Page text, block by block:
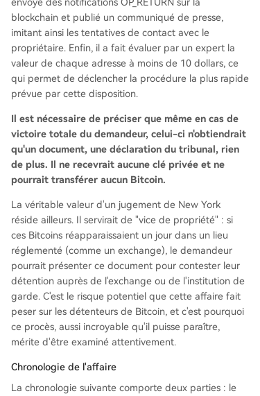
blockchain et publié un communiqué de presse,
imitant ainsi les tentatives de contact avec le
propriétaire. Enfin, il a fait évaluer par un expert la
valeur de chaque adresse à moins de 10 dollars, ce
qui permet de déclencher la procédure la plus rapide
prévue par cette disposition.
Il est nécessaire de préciser que même en cas de
victoire totale du demandeur, celui-ci n'obtiendrait
qu'un document, une déclaration du tribunal, rien
de plus. Il ne recevrait aucune clé privée et ne
pourrait transférer aucun Bitcoin.
La véritable valeur d'un jugement de New York
réside ailleurs. Il servirait de "vice de propriété" : si
ces Bitcoins réapparaissaient un jour dans un lieu
réglementé (comme un exchange), le demandeur
pourrait présenter ce document pour contester leur
détention auprès de l'exchange ou de l'institution de
garde. C'est le risque potentiel que cette affaire fait
peser sur les détenteurs de Bitcoin, et c'est pourquoi
ce procès, aussi incroyable qu'il puisse paraître,
mérite d'être examiné attentivement.
Chronologie de l'affaire
La chronologie suivante comporte deux parties : le